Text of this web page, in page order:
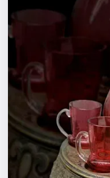
Спорт
События
Города
Площадки
Артисты
Рейтинги